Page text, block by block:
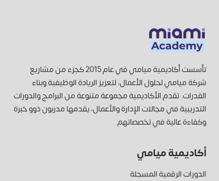
تأسست أكاديمية ميامي في عام 2015 كجزء من مشاريع
شركة ميامي لحلول الأعمال، لتعزيز الريادة الوظيفية وبناء
القدرات. تقدم الأكاديمية مجموعة متنوعة من البرامج والدورات
التدريبية في مجالات الإدارة والأعمال، يقدمها مدربون ذوو خبرة
وكفاءة عالية في تخصصاتهم.
أكاديمية ميامي
الدورات الرقمية المسجلة